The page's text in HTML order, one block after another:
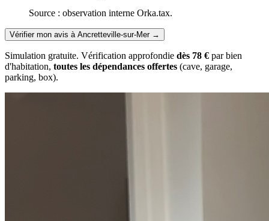
Source : observation interne Orka.tax.
Vérifier mon avis à Ancretteville-sur-Mer→
Simulation gratuite. Vérification approfondie dès 78 € par bien
d'habitation, toutes les dépendances offertes (cave, garage,
parking, box).